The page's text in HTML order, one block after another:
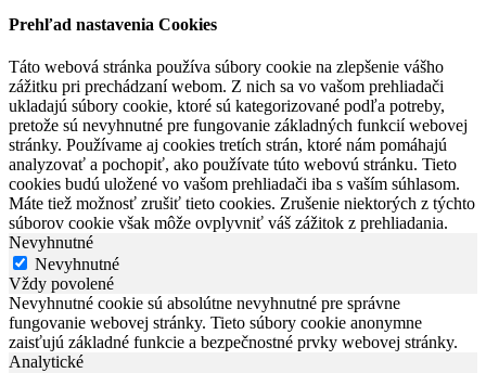
Prehľad nastavenia Cookies
Táto webová stránka používa súbory cookie na zlepšenie vášho
zážitku pri prechádzaní webom. Z nich sa vo vašom prehliadači
ukladajú súbory cookie, ktoré sú kategorizované podľa potreby,
pretože sú nevyhnutné pre fungovanie základných funkcií webovej
stránky. Používame aj cookies tretích strán, ktoré nám pomáhajú
analyzovať a pochopiť, ako používate túto webovú stránku. Tieto
cookies budú uložené vo vašom prehliadači iba s vaším súhlasom.
Máte tiež možnosť zrušiť tieto cookies. Zrušenie niektorých z týchto
súborov cookie však môže ovplyvniť váš zážitok z prehliadania.
Nevyhnutné
Nevyhnutné
Vždy povolené
Nevyhnutné cookie sú absolútne nevyhnutné pre správne
fungovanie webovej stránky. Tieto súbory cookie anonymne
zaisťujú základné funkcie a bezpečnostné prvky webovej stránky.
Analytické